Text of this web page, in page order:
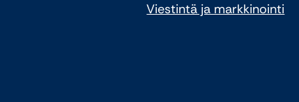
Viestintä ja markkinointi